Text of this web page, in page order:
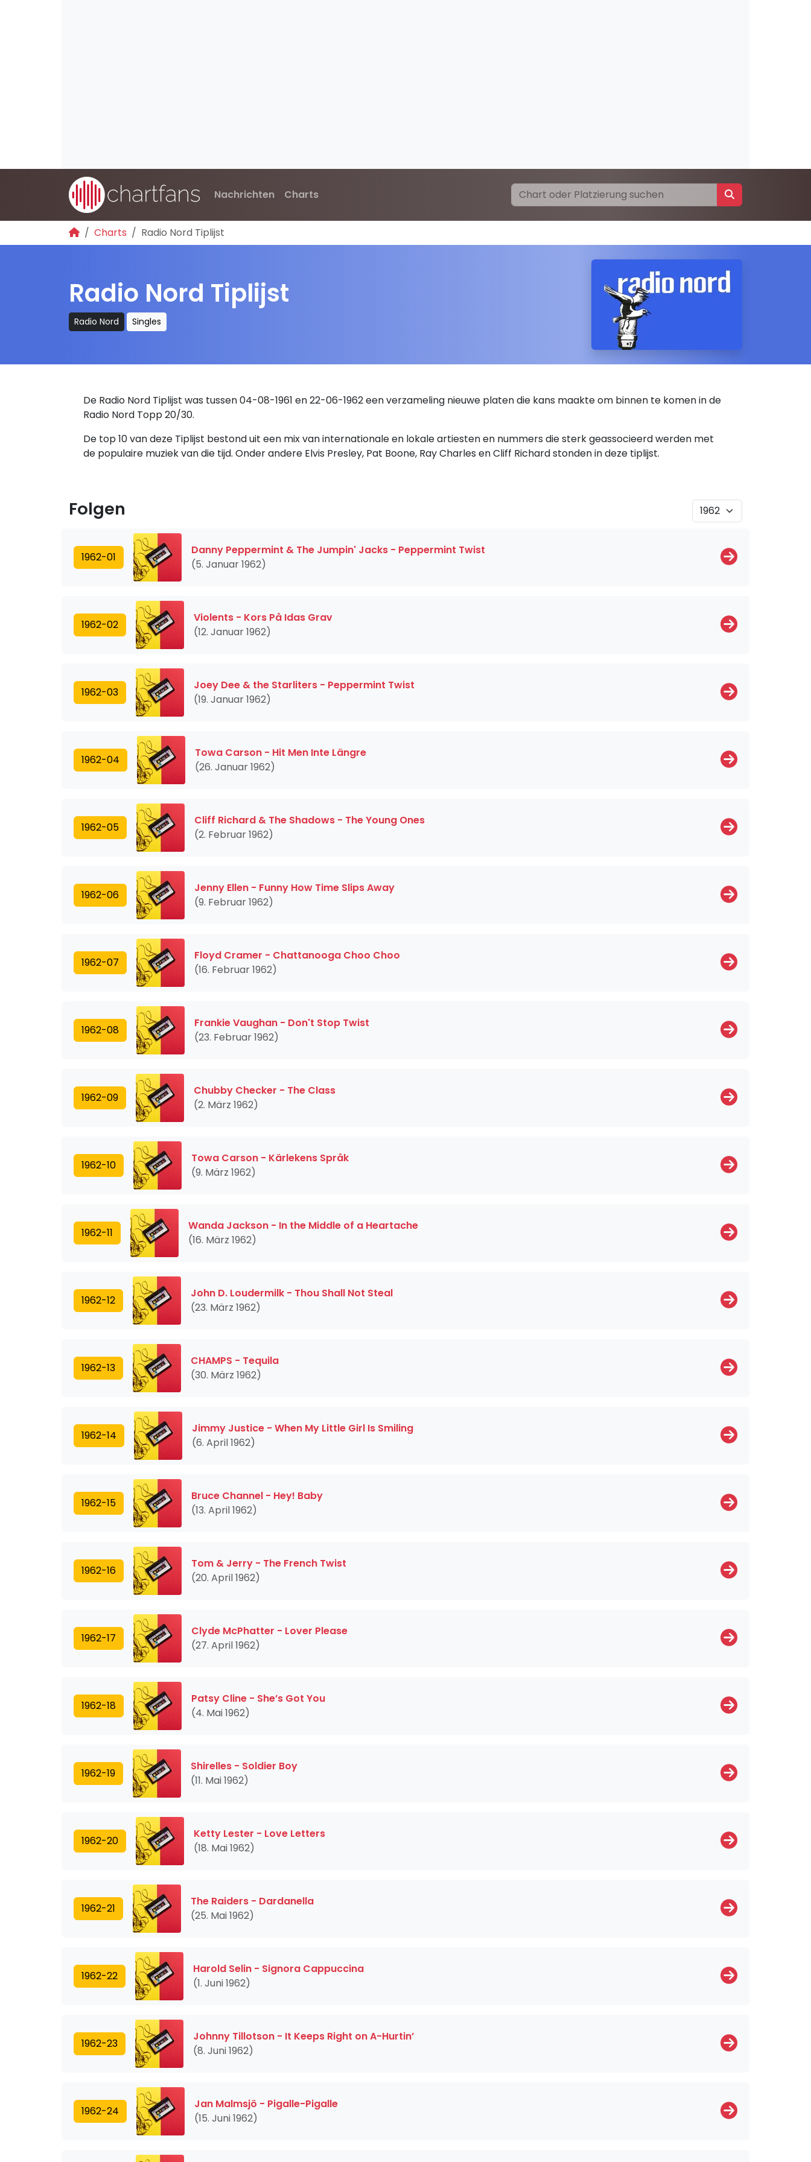
Nachrichten Charts
Charts Radio Nord Tiplijst
Radio Nord Tiplijst
Radio Nord Singles
De Radio Nord Tiplijst was tussen 04-08-1961 en 22-06-1962 een verzameling nieuwe platen die kans maakte om binnen te komen in de
Radio Nord Topp 20/30.
De top 10 van deze Tiplijst bestond uit een mix van internationale en lokale artiesten en nummers die sterk geassocieerd werden met
de populaire muziek van die tijd. Onder andere Elvis Presley, Pat Boone, Ray Charles en Cliff Richard stonden in deze tiplijst.
Folgen
1962-01
Danny Peppermint & The Jumpin' Jacks - Peppermint Twist
(5. Januar 1962)
1962-02
Violents - Kors På Idas Grav
(12. Januar 1962)
1962-03
Joey Dee & the Starliters - Peppermint Twist
(19. Januar 1962)
1962-04
Towa Carson - Hit Men Inte Längre
(26. Januar 1962)
1962-05
Cliff Richard & The Shadows - The Young Ones
(2. Februar 1962)
1962-06
Jenny Ellen - Funny How Time Slips Away
(9. Februar 1962)
1962-07
Floyd Cramer - Chattanooga Choo Choo
(16. Februar 1962)
1962-08
Frankie Vaughan - Don't Stop Twist
(23. Februar 1962)
1962-09
Chubby Checker - The Class
(2. März 1962)
1962-10
Towa Carson - Kärlekens Språk
(9. März 1962)
1962-11
Wanda Jackson - In the Middle of a Heartache
(16. März 1962)
1962-12
John D. Loudermilk - Thou Shall Not Steal
(23. März 1962)
1962-13
CHAMPS - Tequila
(30. März 1962)
1962-14
Jimmy Justice - When My Little Girl Is Smiling
(6. April 1962)
1962-15
Bruce Channel - Hey! Baby
(13. April 1962)
1962-16
Tom & Jerry - The French Twist
(20. April 1962)
1962-17
Clyde McPhatter - Lover Please
(27. April 1962)
1962-18
Patsy Cline - She’s Got You
(4. Mai 1962)
1962-19
Shirelles - Soldier Boy
(11. Mai 1962)
1962-20
Ketty Lester - Love Letters
(18. Mai 1962)
1962-21
The Raiders - Dardanella
(25. Mai 1962)
1962-22
Harold Selin - Signora Cappuccina
(1. Juni 1962)
1962-23
Johnny Tillotson - It Keeps Right on A-Hurtin’
(8. Juni 1962)
1962-24
Jan Malmsjö - Pigalle-Pigalle
(15. Juni 1962)